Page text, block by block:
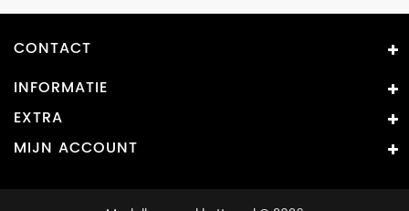
CONTACT
INFORMATIE
EXTRA
MIJN ACCOUNT